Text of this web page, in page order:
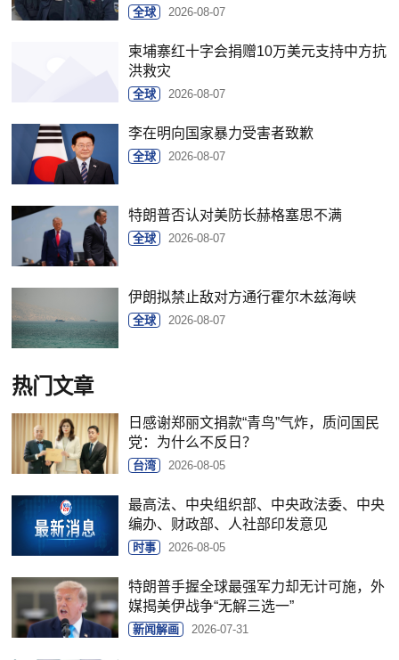
全球 2026-08-07
柬埔寨红十字会捐赠10万美元支持中方抗
洪救灾
全球 2026-08-07
李在明向国家暴力受害者致歉
全球 2026-08-07
特朗普否认对美防长赫格塞思不满
全球 2026-08-07
伊朗拟禁止敌对方通行霍尔木兹海峡
全球 2026-08-07
热门文章
日感谢郑丽文捐款“青鸟”气炸，质问国民
党：为什么不反日？
台湾 2026-08-05
最高法、中央组织部、中央政法委、中央
编办、财政部、人社部印发意见
时事 2026-08-05
特朗普手握全球最强军力却无计可施，外
媒揭美伊战争“无解三选一”
新闻解画 2026-07-31